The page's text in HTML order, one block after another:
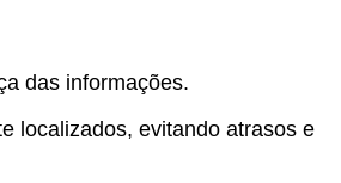
das informações.
localizados, evitando atrasos e